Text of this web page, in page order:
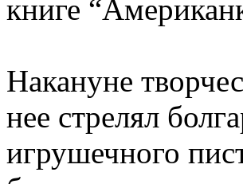
книге
Накануне
нее стрелял
игрушечного